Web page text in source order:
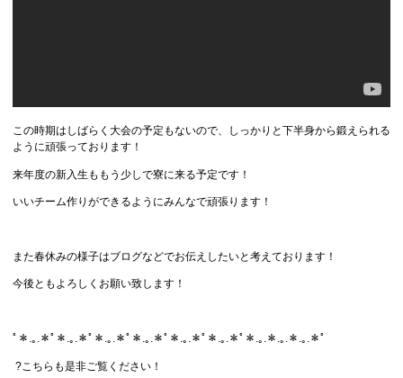
この時期はしばらく大会の予定もないので、しっかりと下半身から鍛えられる
ように頑張っております！
来年度の新入生ももう少しで寮に来る予定です！
いいチーム作りができるようにみんなで頑張ります！
また春休みの様子はブログなどでお伝えしたいと考えております！
今後ともよろしくお願い致します！
ﾟ＊.｡.＊ﾟ＊.｡.＊ﾟ＊.｡.＊ﾟ＊.｡.＊ﾟ＊.｡.＊ﾟ＊.｡.＊ﾟ＊.｡.＊.｡.＊.｡.＊ﾟ
?こちらも是非ご覧ください！